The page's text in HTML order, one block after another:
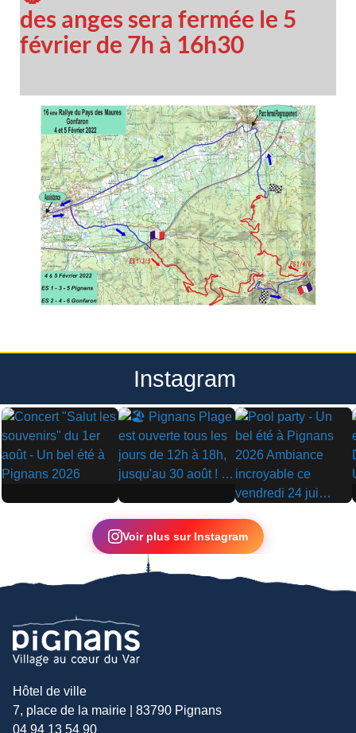
des anges sera fermée le 5
février de 7h à 16h30
Instagram
▶ ▶
▶
Voir plus sur Instagram
Hôtel de ville
7, place de la mairie | 83790 Pignans
04 94 13 54 90